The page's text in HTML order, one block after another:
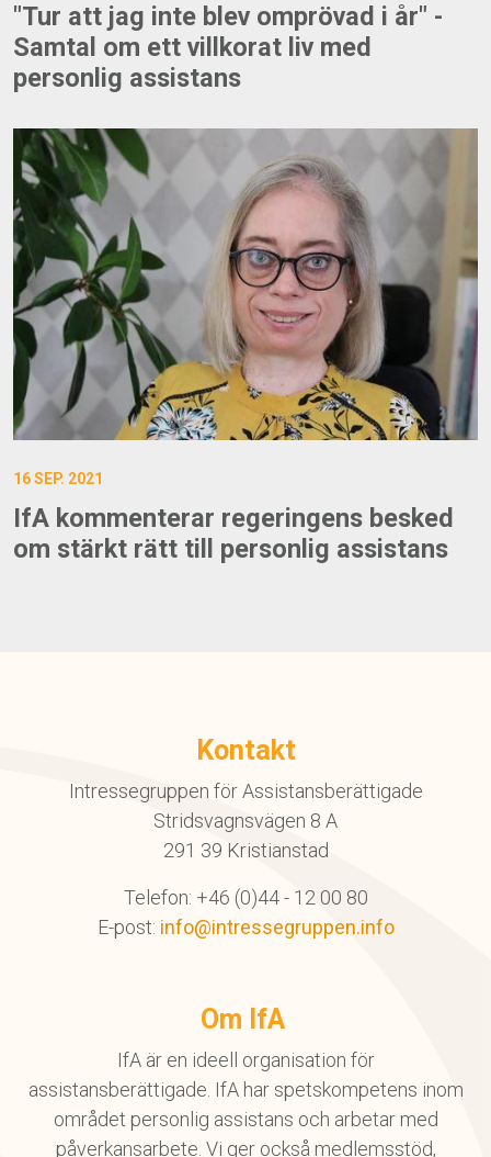
"Tur att jag inte blev omprövad i år" -
Samtal om ett villkorat liv med
personlig assistans
16 SEP. 2021
IfA kommenterar regeringens besked
om stärkt rätt till personlig assistans
Kontakt
Intressegruppen för Assistansberättigade
Stridsvagnsvägen 8 A
291 39 Kristianstad
Telefon: +46 (0)44 - 12 00 80
E-post: info@intressegruppen.info
Om IfA
IfA är en ideell organisation för
assistansberättigade. IfA har spetskompetens inom
området personlig assistans och arbetar med
påverkansarbete. Vi ger också medlemsstöd,